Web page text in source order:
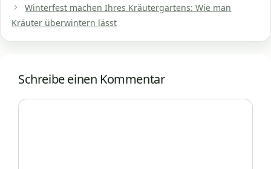
Winterfest machen Ihres Kräutergartens: Wie man
Kräuter überwintern lässt
Schreibe einen Kommentar
Kommentar